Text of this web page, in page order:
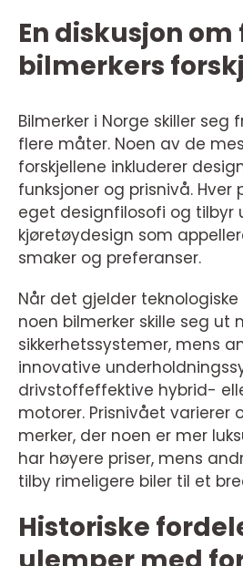
En diskusjon
bilmerkers
Bilmerker i Norge skiller seg
flere måter. Noen av de
forskjellene inkluderer
funksjoner og prisnivå.
eget designfilosofi og tilbyr
kjøretøydesign som
smaker og preferanser.
Når det gjelder teknologiske
noen bilmerker skille seg ut
sikkerhetssystemer, mens
innovative
drivstoffeffektive hybrid-
motorer. Prisnivået varierer
merker, der noen er mer
har høyere priser, mens
tilby rimeligere biler til et
Historiske